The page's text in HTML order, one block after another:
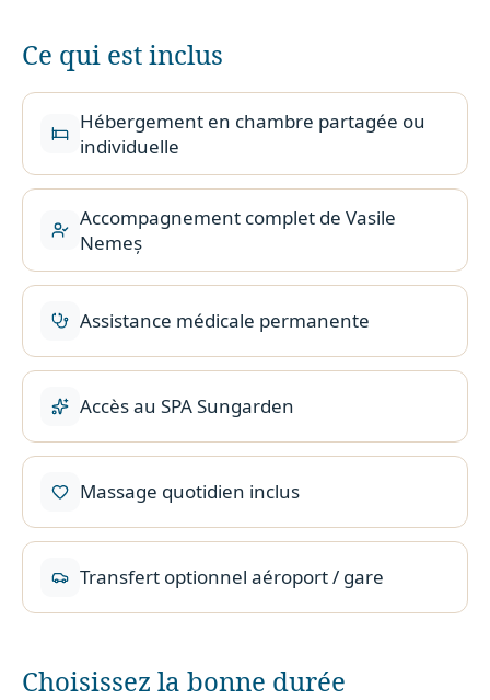
Ce qui est inclus
Hébergement en chambre partagée ou
individuelle
Accompagnement complet de Vasile
Nemeș
Assistance médicale permanente
Accès au SPA Sungarden
Massage quotidien inclus
Transfert optionnel aéroport / gare
Choisissez la bonne durée